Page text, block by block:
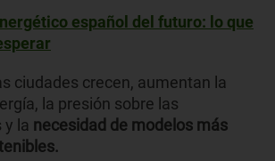
español del futuro: lo que
ciudades crecen, aumentan la
la presión sobre las
y la necesidad de modelos más